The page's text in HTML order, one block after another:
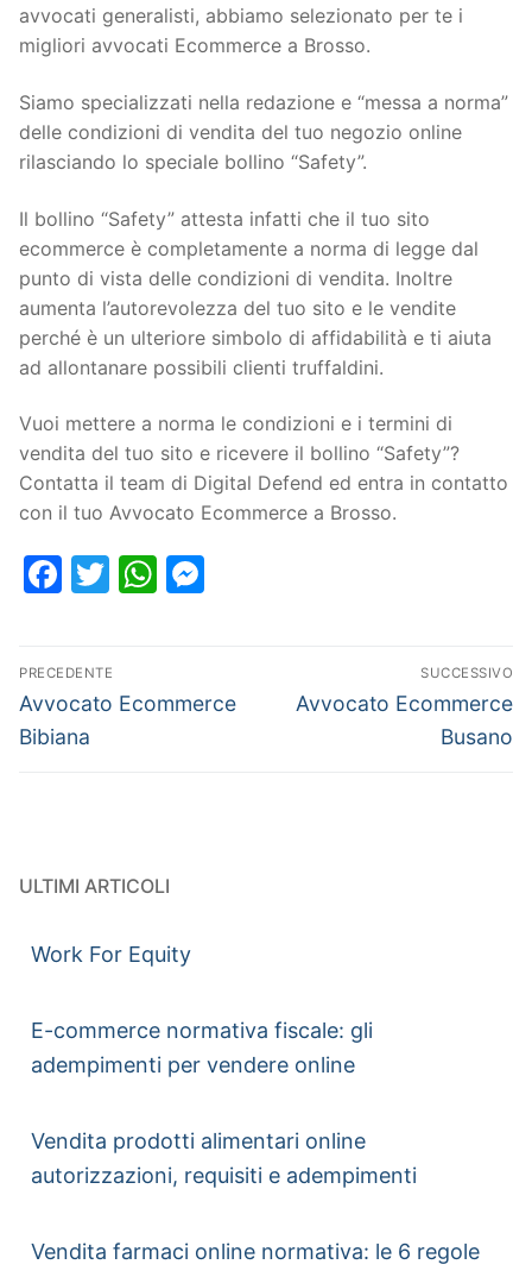
avvocati generalisti, abbiamo selezionato per te i
migliori avvocati Ecommerce a Brosso.
Siamo specializzati nella redazione e “messa a norma”
delle condizioni di vendita del tuo negozio online
rilasciando lo speciale bollino “Safety”.
Il bollino “Safety” attesta infatti che il tuo sito
ecommerce è completamente a norma di legge dal
punto di vista delle condizioni di vendita. Inoltre
aumenta l’autorevolezza del tuo sito e le vendite
perché è un ulteriore simbolo di affidabilità e ti aiuta
ad allontanare possibili clienti truffaldini.
Vuoi mettere a norma le condizioni e i termini di
vendita del tuo sito e ricevere il bollino “Safety”?
Contatta il team di Digital Defend ed entra in contatto
con il tuo Avvocato Ecommerce a Brosso.
Facebook
TwitterWhatsApp
PRECEDENTE
Avvocato Ecommerce
Bibiana
SUCCESSIVO
Avvocato Ecommerce
Busano
ULTIMI ARTICOLI
Work For Equity
E-commerce normativa fiscale: gli
adempimenti per vendere online
Vendita prodotti alimentari online
autorizzazioni, requisiti e adempimenti
Vendita farmaci online normativa: le 6 regole